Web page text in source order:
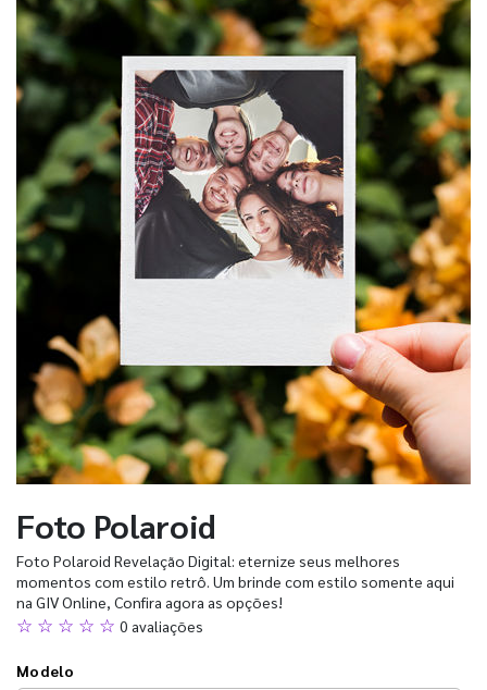
Foto Polaroid
Foto Polaroid Revelação Digital: eternize seus melhores
momentos com estilo retrô. Um brinde com estilo somente aqui
na GIV Online, Confira agora as opções!
☆ ☆ ☆ ☆ ☆ 0 avaliações
Modelo